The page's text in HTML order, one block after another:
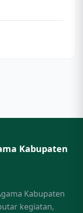
Kabupaten
Kabupaten
kegiatan,